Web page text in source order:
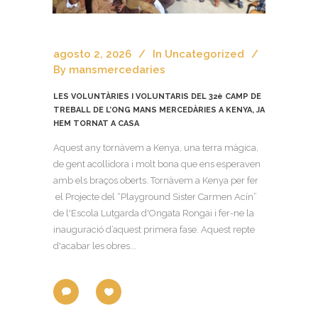
agosto 2, 2026 In Uncategorized
By mansmercedaries
LES VOLUNTÀRIES I VOLUNTARIS DEL 32è CAMP DE
TREBALL DE L’ONG MANS MERCEDÀRIES A KENYA, JA
HEM TORNAT A CASA
Aquest any tornàvem a Kenya, una terra màgica,
de gent acollidora i molt bona que ens esperaven
amb els braços oberts. Tornàvem a Kenya per fer
el Projecte del “Playground Sister Carmen Acín”
de l'Escola Lutgarda d'Ongata Rongai i fer-ne la
inauguració d’aquest primera fase. Aquest repte
d'acabar les obres...